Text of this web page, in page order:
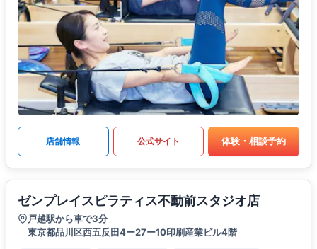
店舗情報 公式サイト 体験・相談予約
ゼンプレイスピラティス不動前スタジオ店
戸越駅から車で3分
東京都品川区西五反田4ー27ー10印刷産業ビル4階